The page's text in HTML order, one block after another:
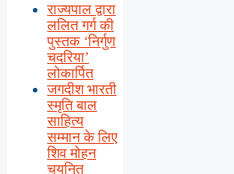
राज्यपाल द्वारा
ललित गर्ग की
पुस्तक ‘निर्गुण
चदरिया’
लोकार्पित
जगदीश भारती
स्मृति बाल
साहित्य
सम्मान के लिए
शिव मोहन
चयनित